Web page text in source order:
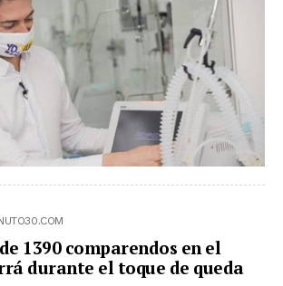
1390 comparendos en el
durante el toque de queda